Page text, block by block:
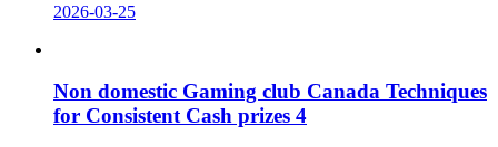
2026-03-25
Non domestic Gaming club Canada Techniques
for Consistent Cash prizes 4